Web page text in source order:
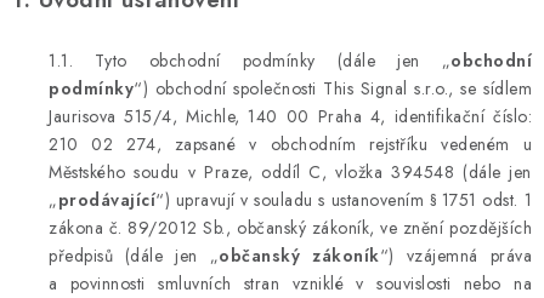
MERCEDES-BENZ
NISSAN
OPEL
PORSCHE
RENAULT
1.1. Tyto obchodní podmínky (dále jen „obchodní
podmínky“) obchodní společnosti This Signal s.r.o., se sídlem
Jaurisova 515/4, Michle, 140 00 Praha 4, identifikační číslo:
210 02 274, zapsané v obchodním rejstříku vedeném u
Městského soudu v Praze, oddíl C, vložka 394548 (dále jen
„prodávající“) upravují v souladu s ustanovením § 1751 odst. 1
zákona č. 89/2012 Sb., občanský zákoník, ve znění pozdějších
předpisů (dále jen „občanský zákoník“) vzájemná práva
a povinnosti smluvních stran vzniklé v souvislosti nebo na